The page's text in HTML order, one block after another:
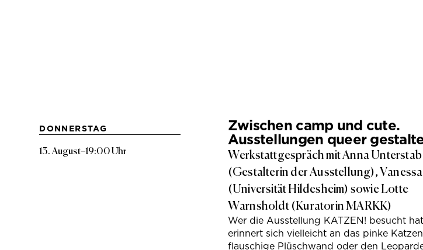
DONNERSTAG
13. August–19:00 Uhr
Zwischen camp und cute.
Ausstellungen queer
Werkstattgespräch mit Anna Unterstab
(Gestalterin der Ausstellung),
(Universität Hildesheim) sowie Lotte
Warnsholdt (Kuratorin MARKK)
Wer die Ausstellung KATZEN! besucht
erinnert sich vielleicht an das pinke
flauschige Plüschwand oder den